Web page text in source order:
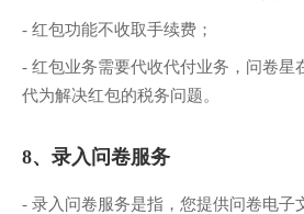
- 红包功能不收取手续费；
- 红包业务需要代收代付业务，问卷星
代为解决红包的税务问题。
8、录入问卷服务
- 录入问卷服务是指，您提供问卷电子